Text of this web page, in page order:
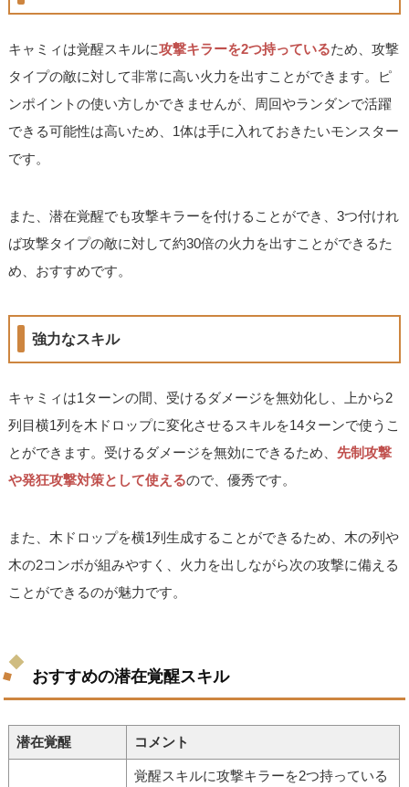
キャミィは覚醒スキルに攻撃キラーを2つ持っているため、攻撃
タイプの敵に対して非常に高い火力を出すことができます。ピ
ンポイントの使い方しかできませんが、周回やランダンで活躍
できる可能性は高いため、1体は手に入れておきたいモンスター
です。
また、潜在覚醒でも攻撃キラーを付けることができ、3つ付けれ
ば攻撃タイプの敵に対して約30倍の火力を出すことができるた
め、おすすめです。
強力なスキル
キャミィは1ターンの間、受けるダメージを無効化し、上から2
列目横1列を木ドロップに変化させるスキルを14ターンで使うこ
とができます。受けるダメージを無効にできるため、先制攻撃
や発狂攻撃対策として使えるので、優秀です。
また、木ドロップを横1列生成することができるため、木の列や
木の2コンボが組みやすく、火力を出しながら次の攻撃に備える
ことができるのが魅力です。
おすすめの潜在覚醒スキル
潜在覚醒 コメント
覚醒スキルに攻撃キラーを2つ持っている